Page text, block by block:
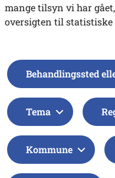
mange tilsyn vi har
oversigten til statistiske
Behandlingssted
Tema
Kommune